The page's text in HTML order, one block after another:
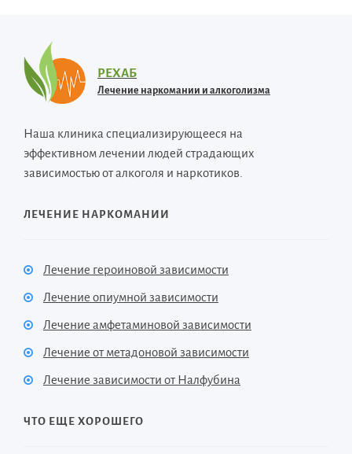
РЕХАБ
Лечение наркомании и алкоголизма
Наша клиника специализирующееся на
эффективном лечении людей страдающих
зависимостью от алкоголя и наркотиков.
ЛЕЧЕНИЕ НАРКОМАНИИ
Лечение героиновой зависимости
Лечение опиумной зависимости
Лечение амфетаминовой зависимости
Лечение от метадоновой зависимости
Лечение зависимости от Налфубина
ЧТО ЕЩЕ ХОРОШЕГО